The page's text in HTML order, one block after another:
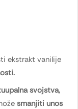
ekstrakt vanilije
svojstva,
smanjiti unos